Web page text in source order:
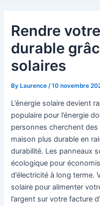
Rendre
durable
solaires
By Laurence/10 novembre
L’énergie solaire devient
populaire pour l’énergie
personnes cherchent
maison plus durable en
durabilité. Les panneaux
écologique pour
d’électricité à long terme.
solaire pour alimenter
l’argent sur votre facture